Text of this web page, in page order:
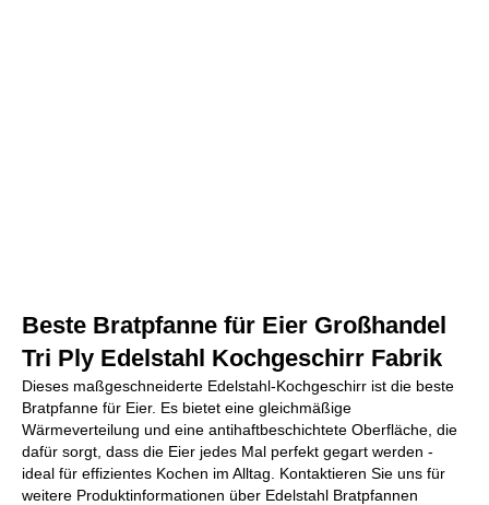
Beste Bratpfanne für Eier Großhandel
Tri Ply Edelstahl Kochgeschirr Fabrik
Dieses maßgeschneiderte Edelstahl-Kochgeschirr ist die beste
Bratpfanne für Eier. Es bietet eine gleichmäßige
Wärmeverteilung und eine antihaftbeschichtete Oberfläche, die
dafür sorgt, dass die Eier jedes Mal perfekt gegart werden -
ideal für effizientes Kochen im Alltag. Kontaktieren Sie uns für
weitere Produktinformationen über Edelstahl Bratpfannen